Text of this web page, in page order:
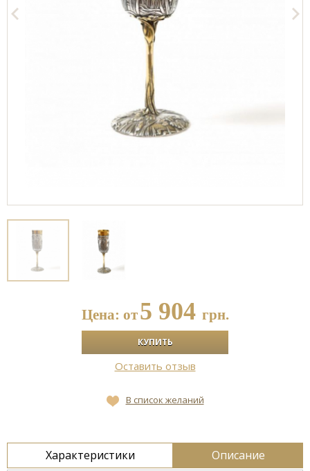
Цена: от5 904 грн.
Оставить отзыв
В список желаний
Характеристики Описание